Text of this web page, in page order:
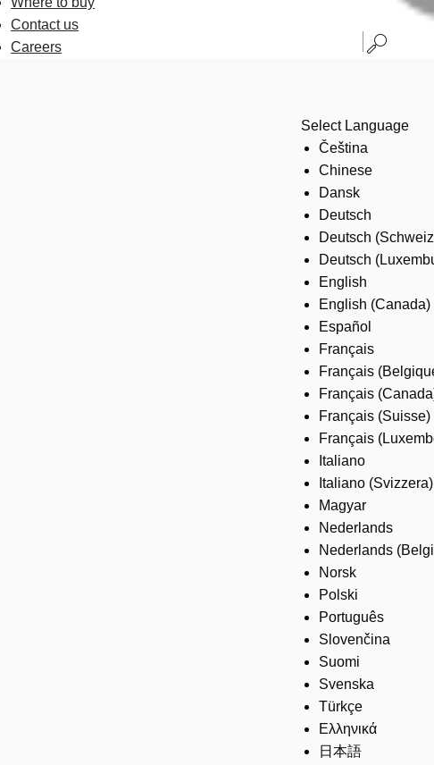
Contact us
Careers
Select Language
Čeština
Chinese
Dansk
Deutsch
Deutsch
Deutsch
English
English (Canada)
Español
Français
Français
Français
Français (Suisse)
Français
Italiano
Italiano (Svizzera)
Magyar
Nederlands
Nederlands
Norsk
Polski
Português
Slovenčina
Suomi
Svenska
Türkçe
Ελληνικά
日本語